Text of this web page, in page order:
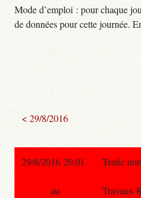
Mode d’emploi : pour chaque
de données pour cette journée.
< 29/8/2016
29/8/2016 20:01 Trafic
Travaux
au